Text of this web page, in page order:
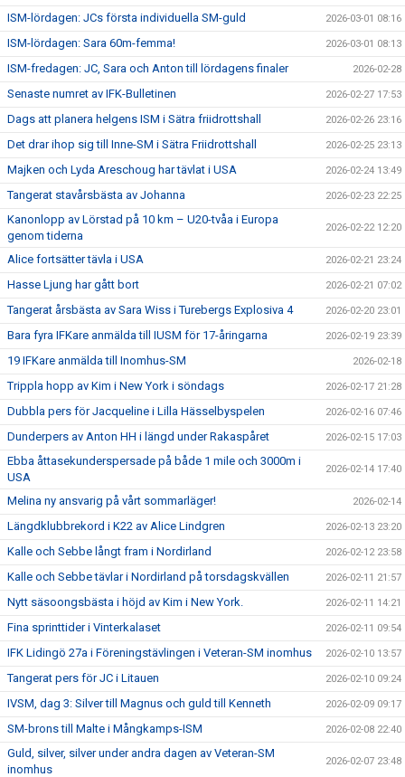
ISM-lördagen: JCs första individuella SM-guld 2026-03-01 08:16
ISM-lördagen: Sara 60m-femma! 2026-03-01 08:13
ISM-fredagen: JC, Sara och Anton till lördagens finaler 2026-02-28
Senaste numret av IFK-Bulletinen 2026-02-27 17:53
Dags att planera helgens ISM i Sätra friidrottshall 2026-02-26 23:16
Det drar ihop sig till Inne-SM i Sätra Friidrottshall 2026-02-25 23:13
Majken och Lyda Areschoug har tävlat i USA 2026-02-24 13:49
Tangerat stavårsbästa av Johanna 2026-02-23 22:25
Kanonlopp av Lörstad på 10 km – U20-tvåa i Europa
genom tiderna
2026-02-22 12:20
Alice fortsätter tävla i USA 2026-02-21 23:24
Hasse Ljung har gått bort 2026-02-21 07:02
Tangerat årsbästa av Sara Wiss i Turebergs Explosiva 4 2026-02-20 23:01
Bara fyra IFKare anmälda till IUSM för 17-åringarna 2026-02-19 23:39
19 IFKare anmälda till Inomhus-SM 2026-02-18
Trippla hopp av Kim i New York i söndags 2026-02-17 21:28
Dubbla pers för Jacqueline i Lilla Hässelbyspelen 2026-02-16 07:46
Dunderpers av Anton HH i längd under Rakaspåret 2026-02-15 17:03
Ebba åttasekunderspersade på både 1 mile och 3000m i
USA
2026-02-14 17:40
Melina ny ansvarig på vårt sommarläger! 2026-02-14
Längdklubbrekord i K22 av Alice Lindgren 2026-02-13 23:20
Kalle och Sebbe långt fram i Nordirland 2026-02-12 23:58
Kalle och Sebbe tävlar i Nordirland på torsdagskvällen 2026-02-11 21:57
Nytt säsoongsbästa i höjd av Kim i New York. 2026-02-11 14:21
Fina sprinttider i Vinterkalaset 2026-02-11 09:54
IFK Lidingö 27a i Föreningstävlingen i Veteran-SM inomhus 2026-02-10 13:57
Tangerat pers för JC i Litauen 2026-02-10 09:24
IVSM, dag 3: Silver till Magnus och guld till Kenneth 2026-02-09 09:17
SM-brons till Malte i Mångkamps-ISM 2026-02-08 22:40
Guld, silver, silver under andra dagen av Veteran-SM
inomhus
2026-02-07 23:48